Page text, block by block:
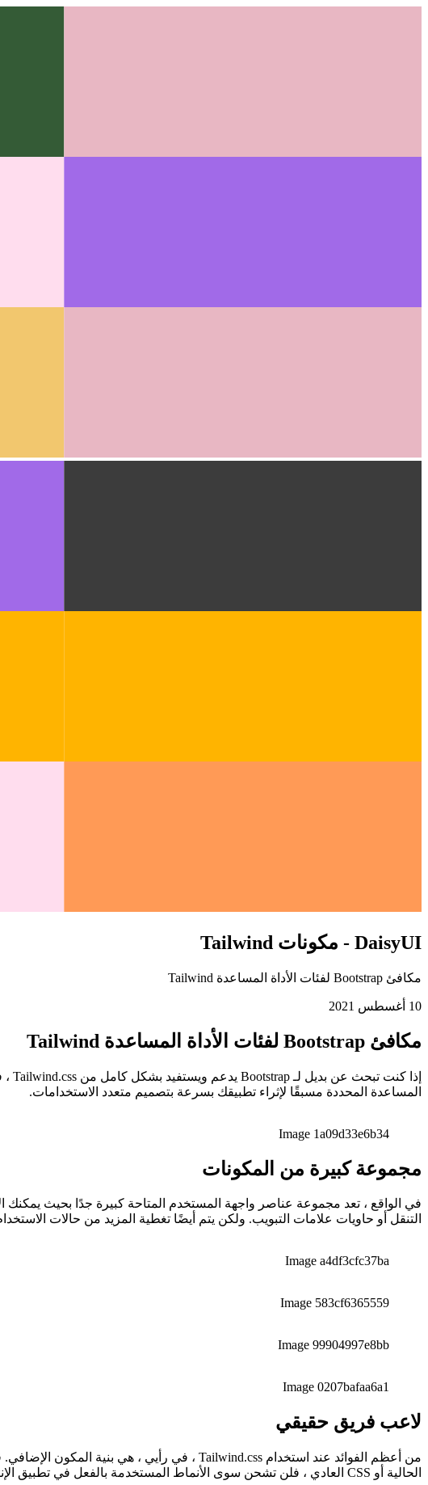
DaisyUI - مكونات Tailwind
مكافئ Bootstrap لفئات الأداة المساعدة Tailwind
10 أغسطس 2021
مكافئ Bootstrap لفئات الأداة المساعدة Tailwind
Image 1a09d33e6b34
مجموعة كبيرة من المكونات
Image 0207bafaa6a1
لاعب فريق حقيقي